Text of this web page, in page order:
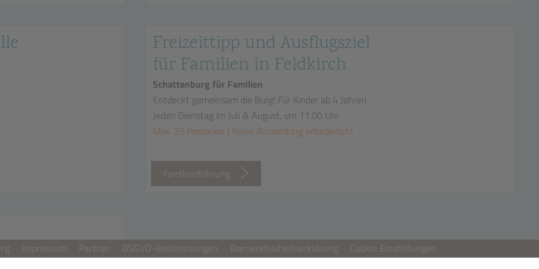
Freizeittipp und Ausflugsziel
für Familien in Feldkirch
Schattenburg für Familien
Entdeckt gemeinsam die Burg! Für Kinder ab 4 Jahren
Jeden Dienstag im Juli & August, um 11.00 Uhr
Max. 25 Personen | Keine Anmeldung erforderlich!
Familienführung
Impressum Partner DSGVO-Bestimmungen Barrierefreiheitserklärung Cookie Einstellungen